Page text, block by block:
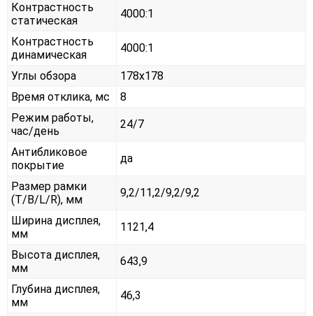
Контрастность
статическая
4000:1
Контрастность
динамическая
4000:1
Углы обзора
178x178
Время отклика, мс
8
Режим работы,
час/день
24/7
Антибликовое
покрытие
да
Размер рамки
(T/B/L/R), мм
9,2/11,2/9,2/9,2
Ширина дисплея,
мм
1121,4
Высота дисплея,
мм
643,9
Глубина дисплея,
мм
46,3